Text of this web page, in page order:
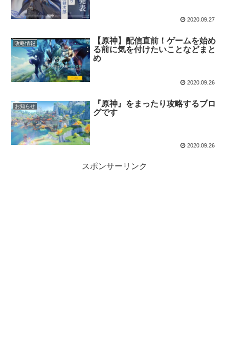
2020.09.27
攻略情報
【原神】配信直前！ゲームを始め
る前に気を付けたいことなどまと
め
2020.09.26
お知らせ
『原神』をまったり攻略するブロ
グです
2020.09.26
スポンサーリンク